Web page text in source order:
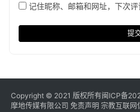
记住昵称、邮箱和网址，下次评
提
Copyright © 2021 版权所有闽ICP备
摩地传媒有限公司 免责声明 宗教互联